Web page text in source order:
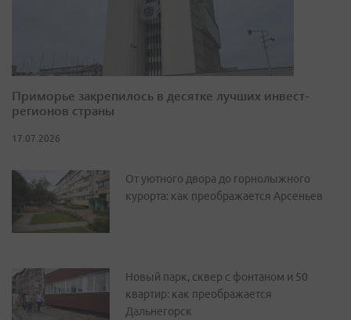
Приморье закрепилось в десятке лучших инвест-
регионов страны
17.07.2026
От уютного двора до горнолыжного
курорта: как преображается Арсеньев
Новый парк, сквер с фонтаном и 50
квартир: как преображается
Дальнегорск